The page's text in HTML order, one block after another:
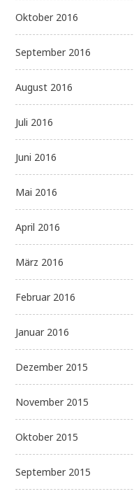
Oktober 2016
September 2016
August 2016
Juli 2016
Juni 2016
Mai 2016
April 2016
März 2016
Februar 2016
Januar 2016
Dezember 2015
November 2015
Oktober 2015
September 2015